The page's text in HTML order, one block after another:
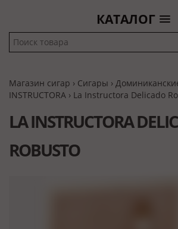
КАТАЛОГ
Магазин сигар › Сигары ›
INSTRUCTORA › La Instructora Delicado
LA INSTRUCTORA
ROBUSTO